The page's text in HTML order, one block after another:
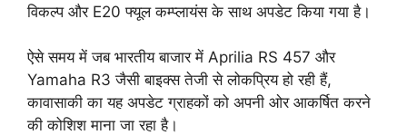
विकल्प और E20 फ्यूल कम्प्लायंस के साथ अपडेट किया गया है।
ऐसे समय में जब भारतीय बाजार में Aprilia RS 457 और
Yamaha R3 जैसी बाइक्स तेजी से लोकप्रिय हो रही हैं,
कावासाकी का यह अपडेट ग्राहकों को अपनी ओर आकर्षित करने
की कोशिश माना जा रहा है।